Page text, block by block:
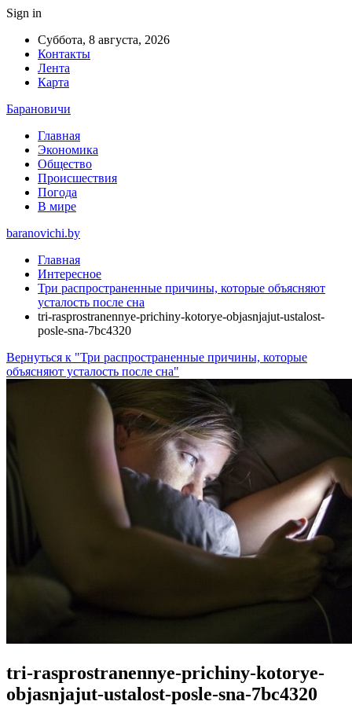
Sign in
Суббота, 8 августа, 2026
Контакты
Лента
Карта
Барановичи
Главная
Экономика
Общество
Происшествия
Погода
В мире
baranovichi.by
Главная
Интересное
Три распространенные причины, которые объясняют
усталость после сна
tri-rasprostranennye-prichiny-kotorye-objasnjajut-ustalost-
posle-sna-7bc4320
Вернуться к "Три распространенные причины, которые
объясняют усталость после сна"
tri-rasprostranennye-prichiny-kotorye-
objasnjajut-ustalost-posle-sna-7bc4320